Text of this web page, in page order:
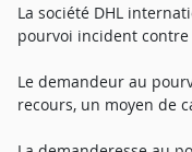
La société DHL
pourvoi incident
Le demandeur au
recours, un moyen de